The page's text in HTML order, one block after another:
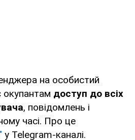
на особистий
окупантам доступ до всіх
, повідомлень і
часі. Про це
у Telegram-каналі.